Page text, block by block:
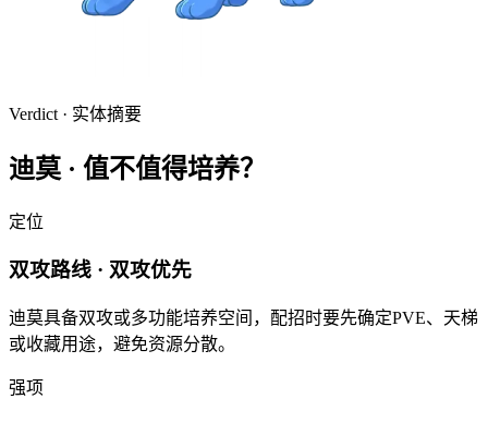
Verdict · 实体摘要
迪莫 · 值不值得培养？
定位
双攻路线 · 双攻优先
迪莫具备双攻或多功能培养空间，配招时要先确定PVE、天梯
或收藏用途，避免资源分散。
强项